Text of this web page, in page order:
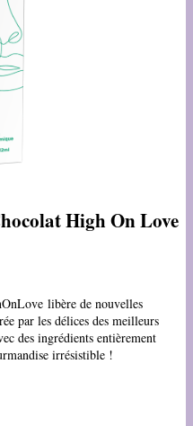
High On Love
libère de nouvelles
par les délices des meilleurs
des ingrédients entièrement
irrésistible !